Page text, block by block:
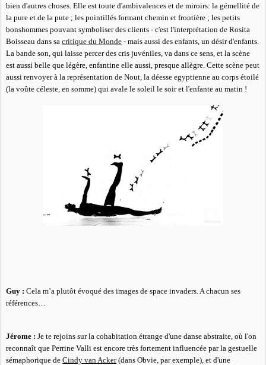
bien d'autres choses. Elle est toute d'ambivalences et de miroirs: la gémellité de
la pure et de la pute ; les pointillés formant chemin et frontière ; les petits
bonshommes pouvant symboliser des clients - c'est l'interprétation de Rosita
Boisseau dans sacritique du Monde - mais aussi des enfants, un désir d'enfants.
La bande son, qui laisse percer des cris juvéniles, va dans ce sens, et la scène
est aussi belle que légère, enfantine elle aussi, presque allègre. Cette scène peut
aussi renvoyer à la représentation de Nout, la déesse egyptienne au corps étoilé
(la voûte céleste, en somme) qui avale le soleil le soir et l'enfante au matin !
Guy : Cela m’a plutôt évoqué des images de space invaders. A chacun ses
références…
Jérome : Je te rejoins sur la cohabitation étrange d'une danse abstraite, où l'on
reconnaît que Perrine Valli est encore très fortement influencée par la gestuelle
sémaphorique deCindy van Acker(dans Obvie, par exemple), et d'une